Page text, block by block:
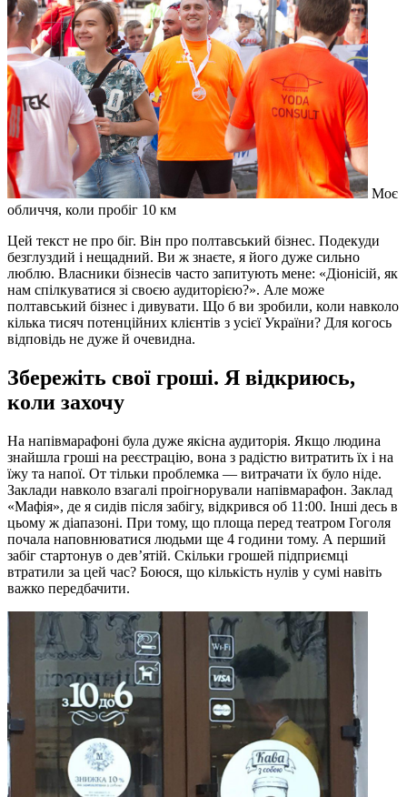
Моє
обличчя, коли пробіг 10 км
Цей текст не про біг. Він про полтавський бізнес. Подекуди
безглуздий і нещадний. Ви ж знаєте, я його дуже сильно
люблю. Власники бізнесів часто запитують мене: «Діонісій, як
нам спілкуватися зі своєю аудиторією?». Але може
полтавський бізнес і дивувати. Що б ви зробили, коли навколо
кілька тисяч потенційних клієнтів з усієї України? Для когось
відповідь не дуже й очевидна.
Збережіть свої гроші. Я відкриюсь,
коли захочу
На напівмарафоні була дуже якісна аудиторія. Якщо людина
знайшла гроші на реєстрацію, вона з радістю витратить їх і на
їжу та напої. От тільки проблемка — витрачати їх було ніде.
Заклади навколо взагалі проігнорували напівмарафон. Заклад
«Мафія», де я сидів після забігу, відкрився об 11:00. Інші десь в
цьому ж діапазоні. При тому, що площа перед театром Гоголя
почала наповнюватися людьми ще 4 години тому. А перший
забіг стартонув о дев’ятій. Скільки грошей підприємці
втратили за цей час? Боюся, що кількість нулів у сумі навіть
важко передбачити.